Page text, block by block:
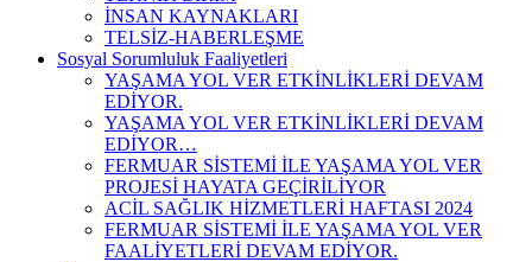
İNSAN KAYNAKLARI
TELSİZ-HABERLEŞME
Sosyal Sorumluluk Faaliyetleri
YAŞAMA YOL VER ETKİNLİKLERİ DEVAM
EDİYOR.
YAŞAMA YOL VER ETKİNLİKLERİ DEVAM
EDİYOR…
FERMUAR SİSTEMİ İLE YAŞAMA YOL VER
PROJESİ HAYATA GEÇİRİLİYOR
ACİL SAĞLIK HİZMETLERİ HAFTASI 2024
FERMUAR SİSTEMİ İLE YAŞAMA YOL VER
FAALİYETLERİ DEVAM EDİYOR.